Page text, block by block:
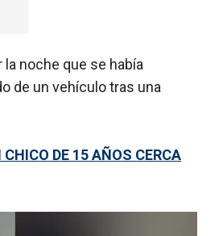
noche que se había
de un vehículo tras una
DE 15 AÑOS CERCA